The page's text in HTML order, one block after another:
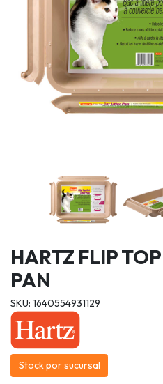
HARTZ FLIP
PAN
SKU: 1640554931129
Stock por sucursal